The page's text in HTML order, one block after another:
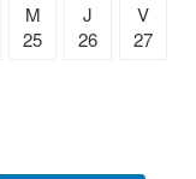
M
25
J
26
V
27